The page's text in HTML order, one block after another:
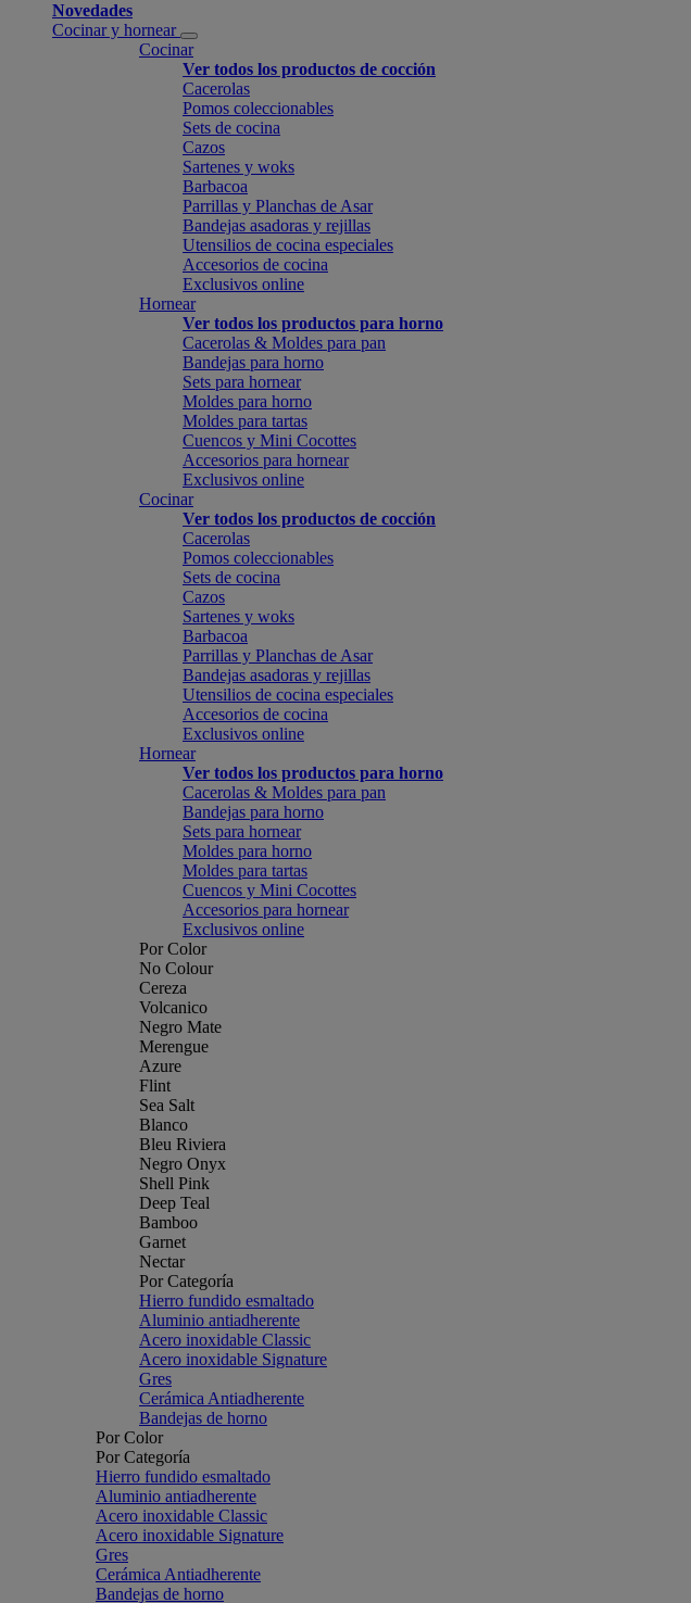
Novedades
Cocinar y hornear
Cocinar
Ver todos los productos de cocción
Cacerolas
Pomos coleccionables
Sets de cocina
Cazos
Sartenes y woks
Barbacoa
Parrillas y Planchas de Asar
Bandejas asadoras y rejillas
Utensilios de cocina especiales
Accesorios de cocina
Exclusivos online
Hornear
Ver todos los productos para horno
Cacerolas & Moldes para pan
Bandejas para horno
Sets para hornear
Moldes para horno
Moldes para tartas
Cuencos y Mini Cocottes
Accesorios para hornear
Exclusivos online
Cocinar
Ver todos los productos de cocción
Cacerolas
Pomos coleccionables
Sets de cocina
Cazos
Sartenes y woks
Barbacoa
Parrillas y Planchas de Asar
Bandejas asadoras y rejillas
Utensilios de cocina especiales
Accesorios de cocina
Exclusivos online
Hornear
Ver todos los productos para horno
Cacerolas & Moldes para pan
Bandejas para horno
Sets para hornear
Moldes para horno
Moldes para tartas
Cuencos y Mini Cocottes
Accesorios para hornear
Exclusivos online
Por Color
No Colour
Cereza
Volcanico
Negro Mate
Merengue
Azure
Flint
Sea Salt
Blanco
Bleu Riviera
Negro Onyx
Shell Pink
Deep Teal
Bamboo
Garnet
Nectar
Por Categoría
Hierro fundido esmaltado
Aluminio antiadherente
Acero inoxidable Classic
Acero inoxidable Signature
Gres
Cerámica Antiadherente
Bandejas de horno
Por Color
Por Categoría
Hierro fundido esmaltado
Aluminio antiadherente
Acero inoxidable Classic
Acero inoxidable Signature
Gres
Cerámica Antiadherente
Bandejas de horno